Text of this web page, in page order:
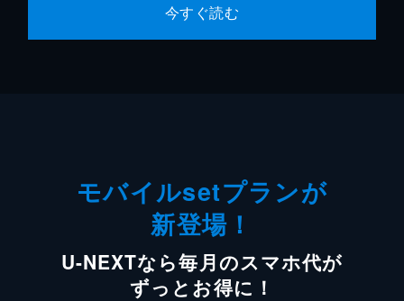
今すぐ読む
モバイルsetプランが
新登場！
U-NEXTなら毎月のスマホ代が
ずっとお得に！